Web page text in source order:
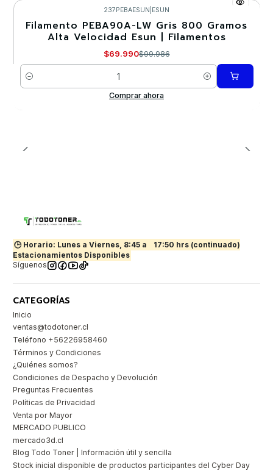
-30%
237PEBAESUN ESUN
Filamento PEBA90A-LW Gris 800 Gramos
Alta Velocidad Esun | Filamentos
$69.990$99.986
Cantidad
Comprar ahora
🕒 Horario: Lunes a Viernes, 8:45 a
17:50 hrs (continuado)
Estacionamientos Disponibles
Síguenos
CATEGORÍAS
Inicio
ventas@todotoner.cl
Teléfono +56226958460
Términos y Condiciones
¿Quiénes somos?
Condiciones de Despacho y Devolución
Preguntas Frecuentes
Políticas de Privacidad
Venta por Mayor
MERCADO PUBLICO
mercado3d.cl
Blog Todo Toner | Información útil y sencilla
Stock inicial disponible de productos participantes del Cyber Day